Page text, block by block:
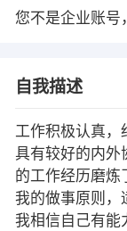
您不是企业账号
自我描述
工作积极认真，
具有较好的内外
的工作经历磨炼
我的做事原则，
我相信自己有能